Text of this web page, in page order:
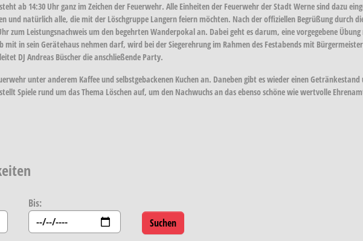
ab 14:30 Uhr ganz im Zeichen der Feuerwehr. Alle Einheiten der Feuerwehr der Stadt Werne sind dazu
und natürlich alle, die mit der Löschgruppe Langern feiern möchten. Nach der offiziellen Begrüßung durch
zum Leistungsnachweis um den begehrten Wanderpokal an. Dabei geht es darum, eine vorgegebene
mit in sein Gerätehaus nehmen darf, wird bei der Siegerehrung im Rahmen des Festabends mit
DJ Andreas Büscher die anschließende Party.
unter anderem Kaffee und selbstgebackenen Kuchen an. Daneben gibt es wieder einen
Spiele rund um das Thema Löschen auf, um den Nachwuchs an das ebenso schöne wie wertvolle
Bis: